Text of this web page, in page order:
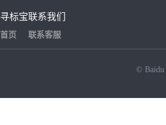
寻标宝
首页
联系我们
联系客服
© Baidu